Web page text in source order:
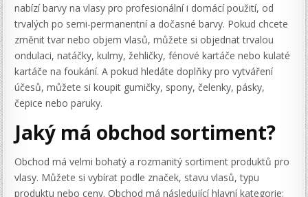
nabízí barvy na vlasy pro profesionální i domácí použití, od
trvalých po semi-permanentní a dočasné barvy. Pokud chcete
změnit tvar nebo objem vlasů, můžete si objednat trvalou
ondulaci, natáčky, kulmy, žehličky, fénové kartáče nebo kulaté
kartáče na foukání. A pokud hledáte doplňky pro vytváření
účesů, můžete si koupit gumičky, spony, čelenky, pásky,
čepice nebo paruky.
Jaký má obchod sortiment?
Obchod má velmi bohatý a rozmanitý sortiment produktů pro
vlasy. Můžete si vybírat podle značek, stavu vlasů, typu
produktu nebo ceny. Obchod má následující hlavní kategorie: